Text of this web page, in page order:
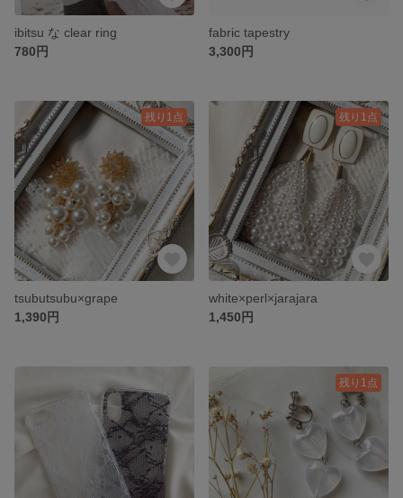
ibitsu な clear ring
780円
fabric tapestry
3,300円
残り1点
tsubutsubu×grape
1,390円
残り1点
white×perl×jarajara
1,450円
残り1点